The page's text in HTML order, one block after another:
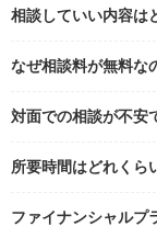
相談していい内容は
なぜ相談料が無料な
対面での相談が不安
所要時間はどれくら
ファイナンシャルプ